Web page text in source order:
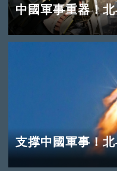
中國軍事重器！
支撑中國軍事！